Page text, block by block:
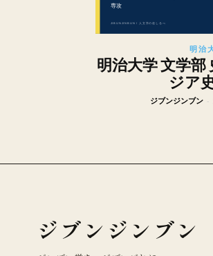
明治
明治大学 文学部
ジア
ジブンジンブン -
ジブンジンブン